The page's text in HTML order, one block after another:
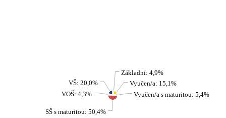
Základní: 4,9%
Vyučen/a: 15,1%
Vyučen/a s maturitou: 5,4%
SŠ s maturitou: 50,4%
VOŠ: 4,3%
VŠ: 20,0%